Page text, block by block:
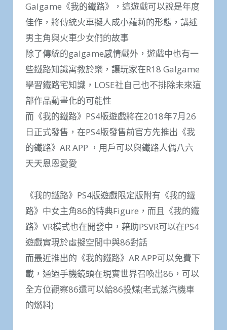
Galgame《我的鐵路》，這遊戲可以說是年度
佳作，將傳統火車擬人成小蘿莉的形態，講述
男主角與火車少女們的故事
除了傳統的galgame感情戲外，遊戲中也有一
些鐵路知識寓教於樂，讓玩家在R18 Galgame
學習鐵路宅知識，LOSE社自己也不排除未來這
部作品動畫化的可能性
而《我的鐵路》PS4版遊戲將在2018年7月26
日正式發售，在PS4版發售前官方先推出《我
的鐵路》AR APP ，用戶可以與鐵路人偶八六
天天恩恩愛愛
《我的鐵路》PS4版遊戲限定版附有《我的鐵
路》中女主角86的特典Figure，而且《我的鐵
路》VR模式也在開發中，藉助PSVR可以在PS4
遊戲實現於虛擬空間中與86對話
而最近推出的《我的鐵路》AR APP可以免費下
載，通過手機鏡頭在現實世界召喚出86，可以
全方位觀察86還可以給86投煤(老式蒸汽機車
的燃料)